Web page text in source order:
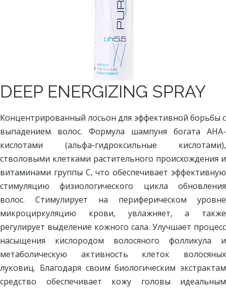
DEEP ENERGIZING SPRAY
Концентрированный лосьон для эффективной борьбы с
выпадением волос. Формула шампуня богата AHA-
кислотами (альфа-гидроксильные кислотами),
стволовыми клетками растительного происхождения и
витаминами группы С, что обеспечивает эффективную
стимуляцию физиологического цикла обновления
волос. Стимулирует на периферическом уровне
микроциркуляцию крови, увлажняет, а также
регулирует выделение кожного сала. Улучшает процесс
насыщения кислородом волосяного фолликула и
метаболическую активность клеток волосяных
луковиц. Благодаря своим биологическим экстрактам
средство обеспечивает кожу головы идеальным